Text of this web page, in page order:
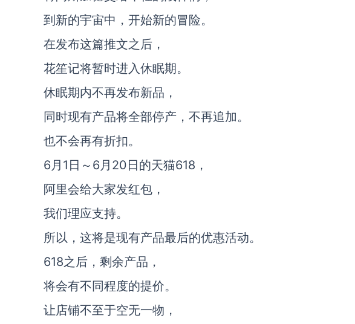
到新的宇宙中，开始新的冒险。
在发布这篇推文之后，
花笙记将暂时进入休眠期。
休眠期内不再发布新品，
同时现有产品将全部停产，不再追加。
也不会再有折扣。
6月1日～6月20日的天猫618，
阿里会给大家发红包，
我们理应支持。
所以，这将是现有产品最后的优惠活动。
618之后，剩余产品，
将会有不同程度的提价。
让店铺不至于空无一物，